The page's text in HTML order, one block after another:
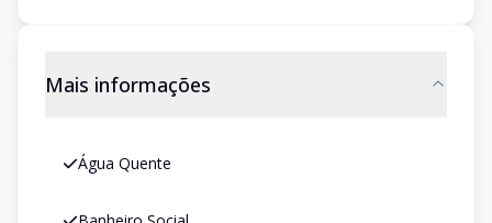
Mais informações
Água Quente